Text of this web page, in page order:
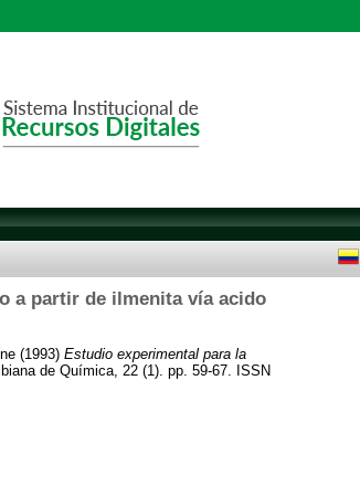
a partir de ilmenita vía acido
(1993) Estudio experimental para la
de Química, 22 (1). pp. 59-67. ISSN